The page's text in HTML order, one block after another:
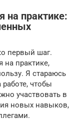
на практике:
первый шаг.
на практике,
Я стараюсь
чтобы
участвовать в
новых навыков,